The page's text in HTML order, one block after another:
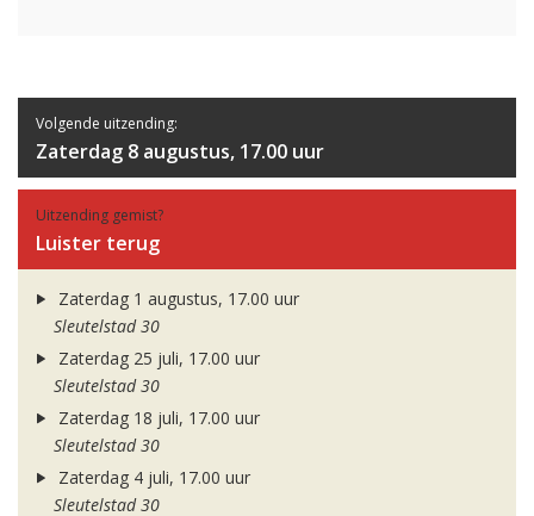
Volgende uitzending:
Zaterdag 8 augustus, 17.00 uur
Uitzending gemist?
Luister terug
Zaterdag 1 augustus, 17.00 uur
Sleutelstad 30
Zaterdag 25 juli, 17.00 uur
Sleutelstad 30
Zaterdag 18 juli, 17.00 uur
Sleutelstad 30
Zaterdag 4 juli, 17.00 uur
Sleutelstad 30